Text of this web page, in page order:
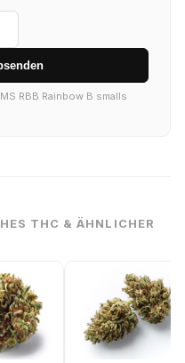
RBB Rainbow B smalls
THC & ÄHNLICHER